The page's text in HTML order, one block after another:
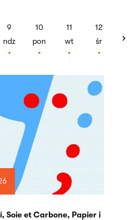
9
ndz
10
pon
11
wt
12
śr
Soie et Carbone, Papier i